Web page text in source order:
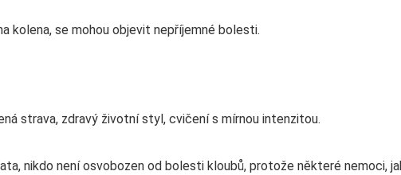
kolena, se mohou objevit nepříjemné bolesti.
strava, zdravý životní styl, cvičení s mírnou intenzitou.
nikdo není osvobozen od bolesti kloubů, protože některé nemoci,